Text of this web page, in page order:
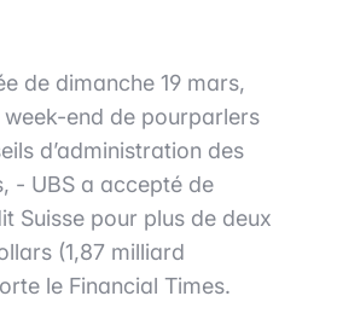
de dimanche 19 mars,
end de pourparlers
d’administration des
- UBS a accepté de
Suisse pour plus de deux
(1,87 milliard
le Financial Times.